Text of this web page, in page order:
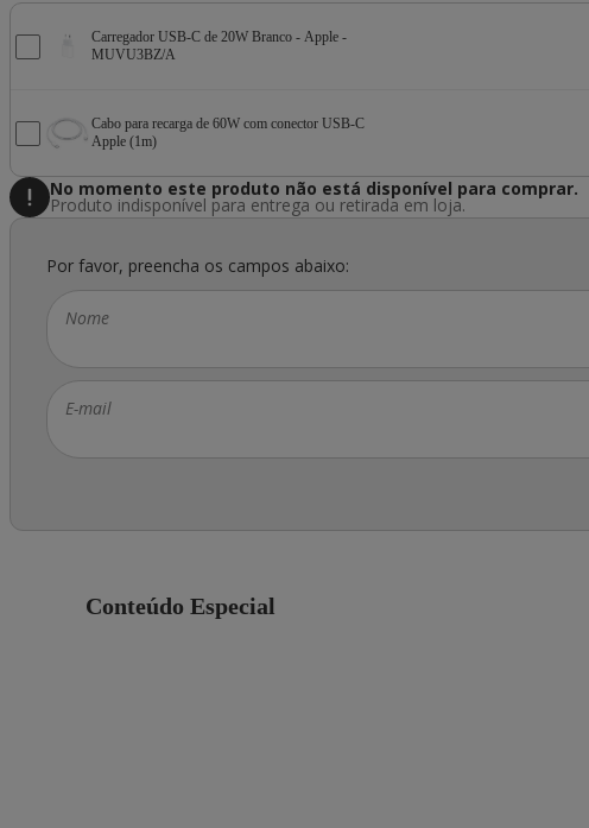
Carregador USB-C de 20W Branco - Apple -
MUVU3BZ/A
Cabo para recarga de 60W com conector USB-C
Apple (1m)
No momento este produto não está disponível para comprar.
Produto indisponível para entrega ou retirada em loja.
Por favor, preencha os campos abaixo:
Nome
E-mail
Conteúdo Especial